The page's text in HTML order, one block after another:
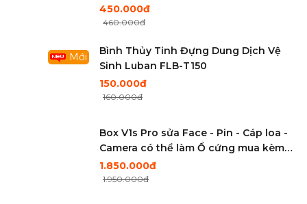
450.000đ
460.000đ
Mới
Bình Thủy Tinh Đựng Dung Dịch Vệ
Sinh Luban FLB-T150
150.000đ
160.000đ
Box V1s Pro sửa Face - Pin - Cáp loa -
Camera có thể làm Ổ cứng mua kèm
đế rời
1.850.000đ
1.950.000đ